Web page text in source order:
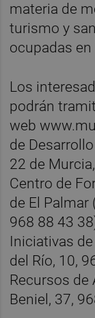
materia de
turismo y
ocupadas en
Los
podrán
web
de
22 de
Centro de
de El Palmar
968 88 43
Iniciativas
del Río, 10,
Recursos de
Beniel, 37,